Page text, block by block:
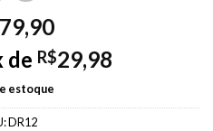
de R$29,98
estoque
DR12